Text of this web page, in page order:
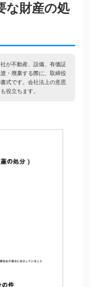
な財産の処
が不動産、設備、有価証
・廃棄する際に、取締役
式です。会社法上の意思
役立ちます。